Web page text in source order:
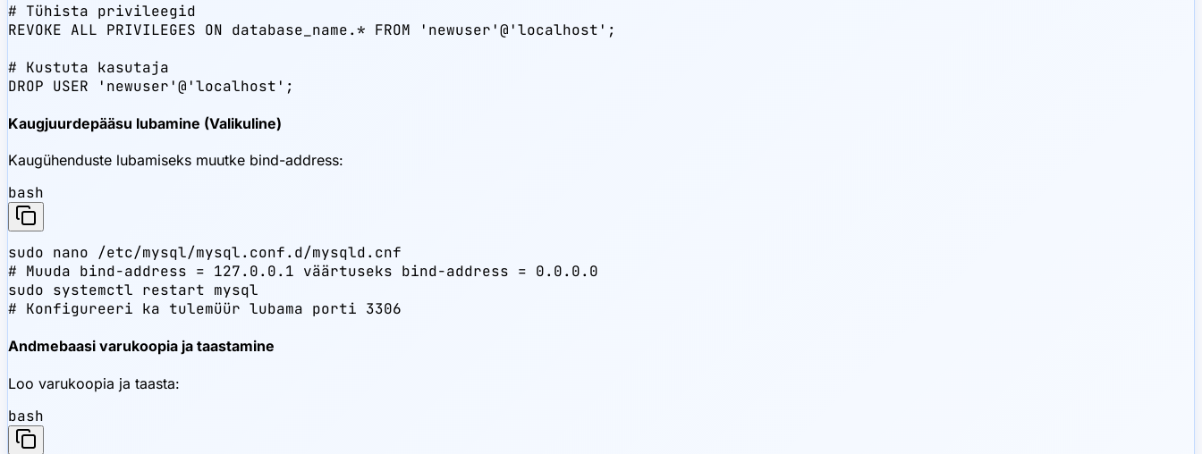
# Tühista privileegid
REVOKE ALL PRIVILEGES ON database_name.* FROM 'newuser'@'localhost';
# Kustuta kasutaja
DROP USER 'newuser'@'localhost';
Kaugjuurdepääsu lubamine (Valikuline)
Kaugühenduste lubamiseks muutke bind-address:
bash
sudo nano /etc/mysql/mysql.conf.d/mysqld.cnf
# Muuda bind-address = 127.0.0.1 väärtuseks bind-address = 0.0.0.0
sudo systemctl restart mysql
# Konfigureeri ka tulemüür lubama porti 3306
Andmebaasi varukoopia ja taastamine
Loo varukoopia ja taasta:
bash